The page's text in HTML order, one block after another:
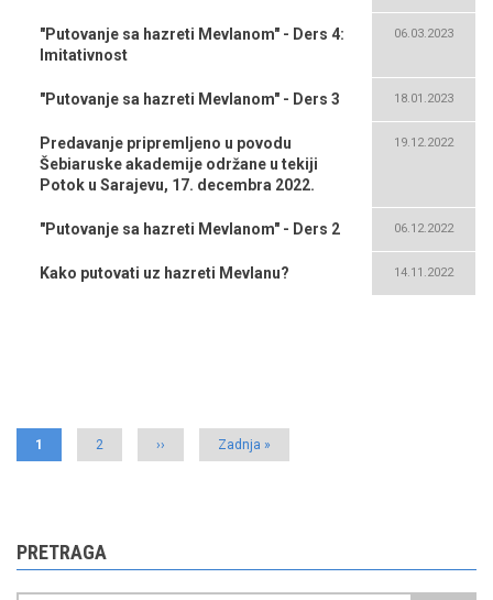
"Putovanje sa hazreti Mevlanom" - Ders 4:
Imitativnost
06.03.2023
"Putovanje sa hazreti Mevlanom" - Ders 3 18.01.2023
Predavanje pripremljeno u povodu
Šebiaruske akademije održane u tekiji
Potok u Sarajevu, 17. decembra 2022.
19.12.2022
"Putovanje sa hazreti Mevlanom" - Ders 2 06.12.2022
Kako putovati uz hazreti Mevlanu? 14.11.2022
Current
1 Page
2
Next
››
Last
Zadnja »
PRETRAGA